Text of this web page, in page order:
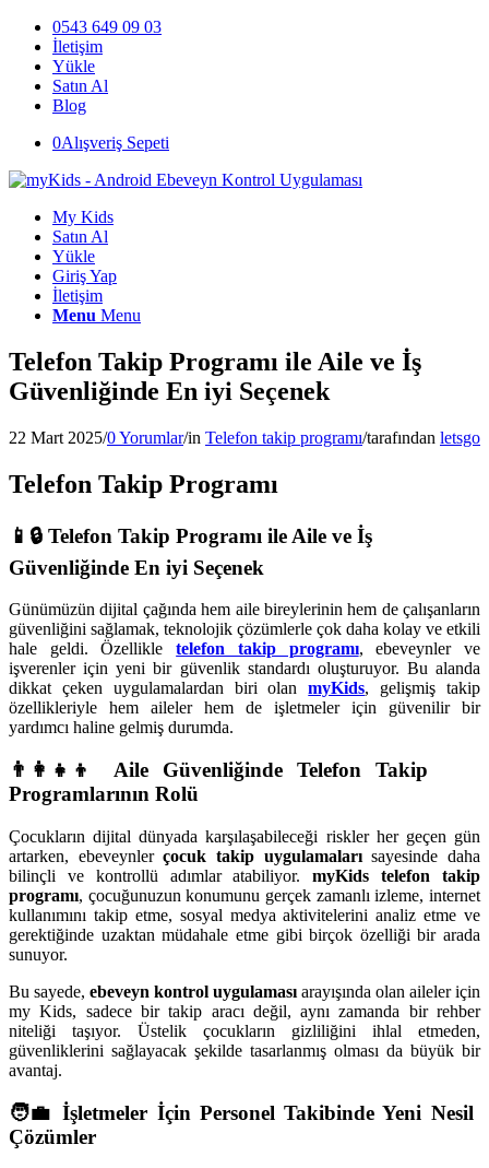
0543 649 09 03
İletişim
Yükle
Satın Al
Blog
0Alışveriş Sepeti
My Kids
Satın Al
Yükle
Giriş Yap
İletişim
Menu Menu
Telefon Takip Programı ile Aile ve İş
Güvenliğinde En iyi Seçenek
22 Mart 2025/0 Yorumlar/in Telefon takip programı/tarafından letsgo
Telefon Takip Programı
📱🔒 Telefon Takip Programı ile Aile ve İş
Güvenliğinde En iyi Seçenek
Günümüzün dijital çağında hem aile bireylerinin hem de çalışanların
güvenliğini sağlamak, teknolojik çözümlerle çok daha kolay ve etkili
hale geldi. Özellikletelefon takip programı, ebeveynler ve
işverenler için yeni bir güvenlik standardı oluşturuyor. Bu alanda
dikkat çeken uygulamalardan biri olanmyKids, gelişmiş takip
özellikleriyle hem aileler hem de işletmeler için güvenilir bir
yardımcı haline gelmiş durumda.
👨‍👩‍👧‍👦 Aile Güvenliğinde Telefon Takip
Programlarının Rolü
Çocukların dijital dünyada karşılaşabileceği riskler her geçen gün
artarken, ebeveynlerçocuk takip uygulamalarısayesinde daha
bilinçli ve kontrollü adımlar atabiliyor.myKids telefon takip
programı, çocuğunuzun konumunu gerçek zamanlı izleme, internet
kullanımını takip etme, sosyal medya aktivitelerini analiz etme ve
gerektiğinde uzaktan müdahale etme gibi birçok özelliği bir arada
sunuyor.
Bu sayede, ebeveyn kontrol uygulaması arayışında olan aileler için
my Kids, sadece bir takip aracı değil, aynı zamanda bir rehber
niteliği taşıyor. Üstelik çocukların gizliliğini ihlal etmeden,
güvenliklerini sağlayacak şekilde tasarlanmış olması da büyük bir
avantaj.
🧑‍💼 İşletmeler İçin Personel Takibinde Yeni Nesil
Çözümler